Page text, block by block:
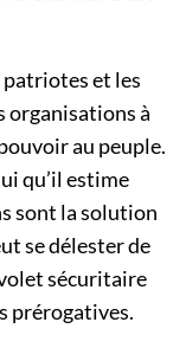
patriotes et les
organisations à
au peuple.
qu’il estime
sont la solution
se délester de
sécuritaire
prérogatives.